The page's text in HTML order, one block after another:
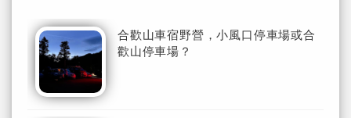
合歡山車宿野營，小風口停車場或合
歡山停車場？